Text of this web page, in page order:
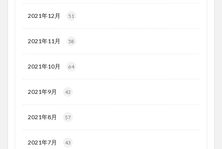
2021年12月 51
2021年11月 58
2021年10月 64
2021年9月 42
2021年8月 57
2021年7月 43